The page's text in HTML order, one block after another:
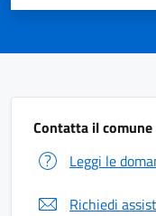
Contatta il comune
Leggi le
Richiedi